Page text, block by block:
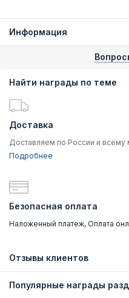
Информация
Найти награды по теме
Доставка
Доставляем по России и всему
Подробнее
Безопасная оплата
Наложенный платеж, Оплата
Отзывы клиентов
Популярные награды